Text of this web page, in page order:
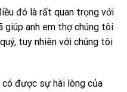
đó là rất quan trọng với
giúp anh em thợ chúng tôi
tuy nhiên với chúng tôi
có được sự hài lòng của